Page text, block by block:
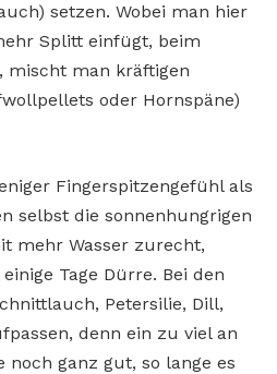
setzen. Wobei man hier
Splitt einfügt, beim
mischt man kräftigen
oder Hornspäne)
Fingerspitzengefühl als
selbst die sonnenhungrigen
mehr Wasser zurecht,
Tage Dürre. Bei den
Petersilie, Dill,
denn ein zu viel an
noch ganz gut, so lange es